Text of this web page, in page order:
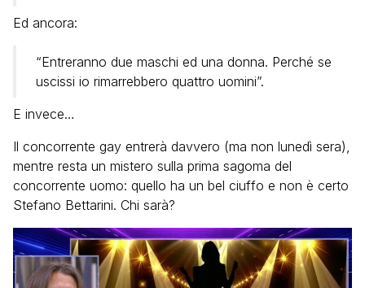
Ed ancora:
“Entreranno due maschi ed una donna. Perché se
uscissi io rimarrebbero quattro uomini”.
E invece…
Il concorrente gay entrerà davvero (ma non lunedì sera),
mentre resta un mistero sulla prima sagoma del
concorrente uomo: quello ha un bel ciuffo e non è certo
Stefano Bettarini. Chi sarà?